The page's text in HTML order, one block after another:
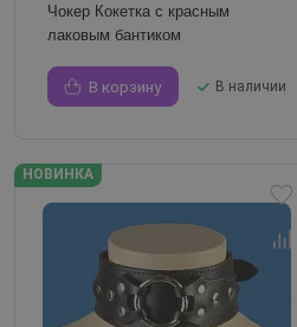
Чокер Кокетка с красным
лаковым бантиком
В корзину В наличии
НОВИНКА